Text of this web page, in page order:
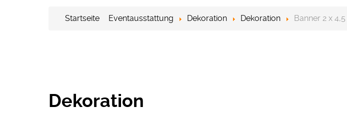
Startseite Eventausstattung Dekoration Dekoration Banner 2 x
Dekoration